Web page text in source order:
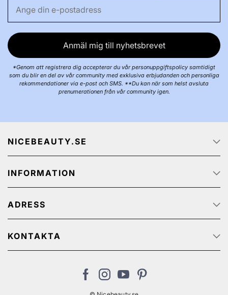
Anmäl mig till nyhetsbrevet
*Genom att registrera dig accepterar du vår personuppgiftspolicy samtidigt
som du blir en del av vår community med exklusiva erbjudanden och personliga
rekommendationer via e-post och SMS. **Du kan när som helst avsluta
prenumerationen från vår community igen.
NICEBEAUTY.SE
Om oss
Job
Spåra ditt paket
INFORMATION
Integritetspolicy
Köp & Leveransvillkor
Retur
ADRESS
Stærevej 2,
6705 Esbjerg, Denmark
KONTAKTA
kontakt@nicebeauty.se